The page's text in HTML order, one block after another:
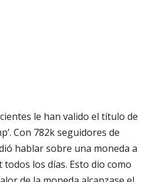
le han valido el título de
Con 782k seguidores de
hablar sobre una moneda a
los días. Esto dio como